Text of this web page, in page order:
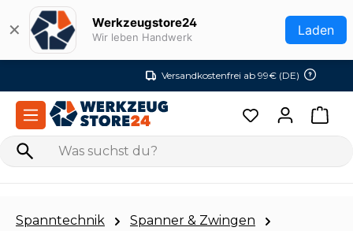
Zum Hauptinhalt springen
✕ Werkzeugstore24
Wir leben Handwerk Laden
Versandkostenfrei ab 99€ (DE)
Spanntechnik
Spanner & Zwingen